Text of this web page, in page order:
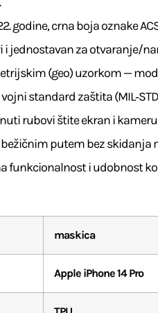
godine, crna boja oznake
i jednostavan za otvaranje/
(geo) uzorkom —
standard zaštita
rubovi štite ekran i
putem bez skidanja
funkcionalnost i udobnost
maskica
Apple iPhone 14 Pro